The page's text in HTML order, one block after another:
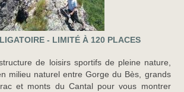
- LIMITÉ À 120 PLACES
de loisirs sportifs de pleine nature,
milieu naturel entre Gorge du Bès, grands
et monts du Cantal pour vous montrer